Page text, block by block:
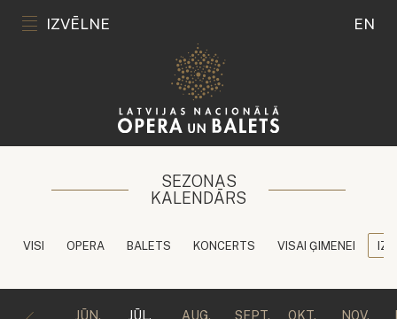
IZVĒLNE EN
SEZONAS
KALENDĀRS
VISI OPERA BALETS KONCERTS VISAI ĢIMENEI
JŪN. JŪL. AUG. SEPT. OKT. NOV.